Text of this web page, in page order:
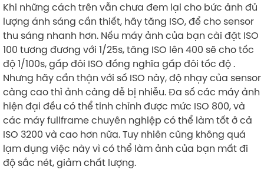
Khi những cách trên vẫn chưa đem lại cho bức ảnh đủ
lượng ánh sáng cần thiết, hãy tăng ISO, để cho sensor
thu sáng nhanh hơn. Nếu máy ảnh của bạn cài đặt ISO
100 tương đương với 1/25s, tăng ISO lên 400 sẽ cho tốc
độ 1/100s, gấp đôi ISO đồng nghĩa gấp đôi tốc độ .
Nhưng hãy cẩn thận với số ISO này, độ nhạy của sensor
càng cao thì ảnh càng dễ bị nhiễu. Đa số các máy ảnh
hiện đại đều có thể tinh chỉnh được mức ISO 800, và
các máy fullframe chuyên nghiệp có thể làm tốt ở cả
ISO 3200 và cao hơn nữa. Tuy nhiên cũng không quá
lạm dụng việc này vì có thể làm ảnh của bạn mất đi
độ sắc nét, giảm chất lượng.